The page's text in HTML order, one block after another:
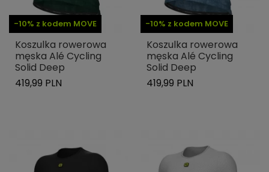
-10% z kodem MOVE
Koszulka rowerowa
męska Alé Cycling
Solid Deep
419,99 PLN
-10% z kodem MOVE
Koszulka rowerowa
męska Alé Cycling
Solid Deep
419,99 PLN